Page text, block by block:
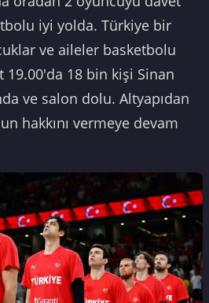
iyi yolda. Türkiye bir
ve aileler basketbolu
19.00'da 18 bin kişi Sinan
ve salon dolu. Altyapıdan
hakkını vermeye devam